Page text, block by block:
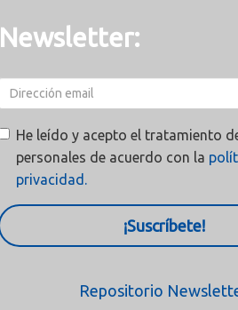
Newsletter:
He leído y acepto el tratamiento
personales de acuerdo con la
privacidad.
¡Suscríbete!
Repositorio